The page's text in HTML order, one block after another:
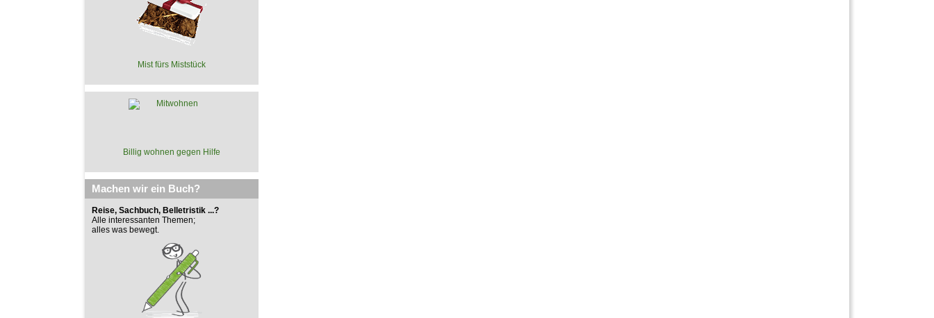
Mist fürs Miststück
Billig wohnen gegen Hilfe
Machen wir ein Buch?
Reise, Sachbuch, Belletristik ...?
Alle interessanten Themen;
alles was bewegt.